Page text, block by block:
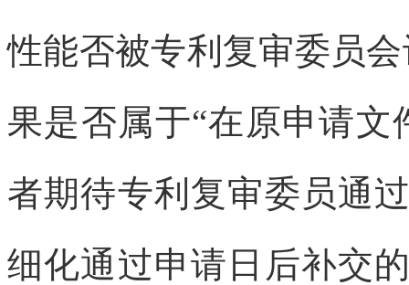
性能否被专利复审委员
果是否属于“在原申请
者期待专利复审委员通
细化通过申请日后补交